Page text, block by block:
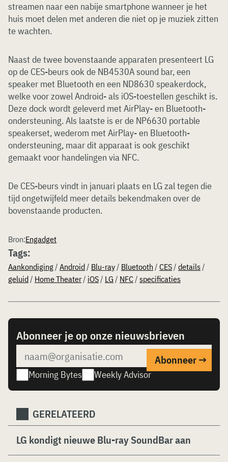
streamen naar een nabije smartphone wanneer je het
huis moet delen met anderen die niet op je muziek zitten
te wachten.
Naast de twee bovenstaande apparaten presenteert LG
op de CES-beurs ook de NB4530A sound bar, een
speaker met Bluetooth en een ND8630 speakerdock,
welke voor zowel Android- als iOS-toestellen geschikt is.
Deze dock wordt geleverd met AirPlay- en Bluetooth-
ondersteuning. Als laatste is er de NP6630 portable
speakerset, wederom met AirPlay- en Bluetooth-
ondersteuning, maar dit apparaat is ook geschikt
gemaakt voor handelingen via NFC.
De CES-beurs vindt in januari plaats en LG zal tegen die
tijd ongetwijfeld meer details bekendmaken over de
bovenstaande producten.
Bron:Engadget
Tags:
Aankondiging/ Android/ Blu-ray/ Bluetooth / CES/ details/
geluid/ Home Theater/ iOS/ LG / NFC/ specificaties
Abonneer je op onze nieuwsbrieven
Morning Bytes Weekly Advisor
GERELATEERD
LG kondigt nieuwe Blu-ray SoundBar aan